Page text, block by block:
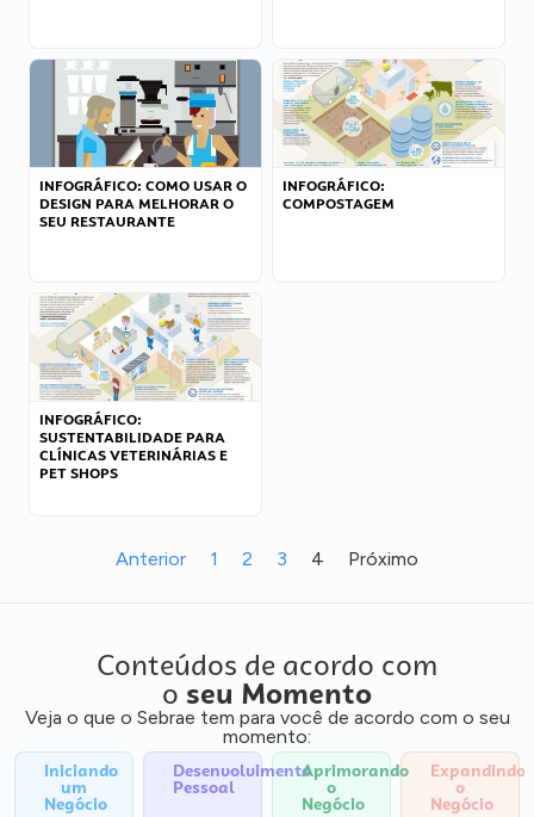
INFOGRÁFICO: COMO USAR O
DESIGN PARA MELHORAR O
SEU RESTAURANTE
INFOGRÁFICO:
COMPOSTAGEM
INFOGRÁFICO:
SUSTENTABILIDADE PARA
CLÍNICAS VETERINÁRIAS E
PET SHOPS
Anterior 1 2 3 4 Próximo
Conteúdos de acordo com
o seu Momento
Veja o que o Sebrae tem para você de acordo com o seu
momento:
Iniciando
um
Negócio
Desenvolvimento
Pessoal
Aprimorando
o
Negócio
Expandindo
o
Negócio